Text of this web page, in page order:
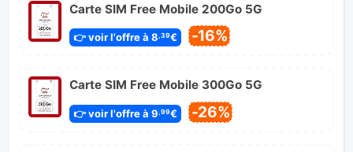
Carte SIM Free Mobile 200Go 5G
👉 voir l'offre à 8 ,39€ -16%
Carte SIM Free Mobile 300Go 5G
👉 voir l'offre à 9 ,99€ -26%